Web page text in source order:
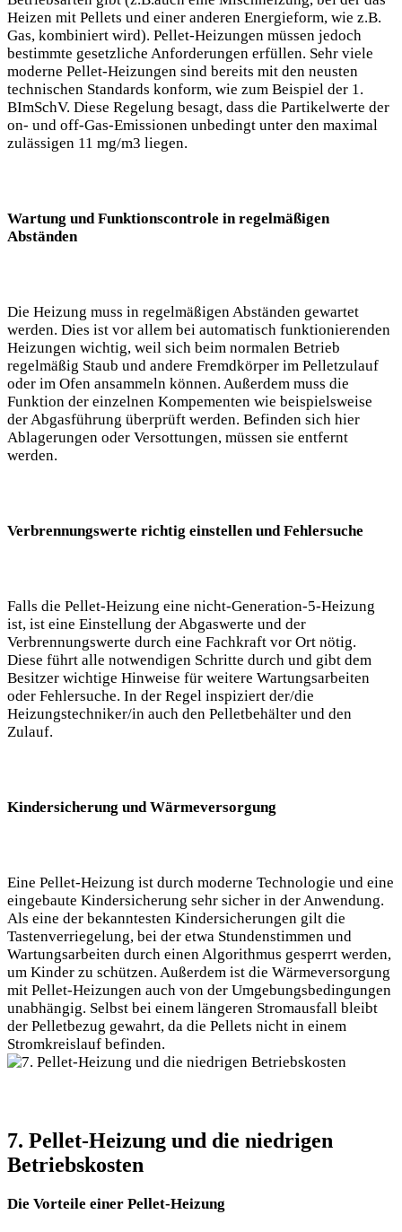
Heizen mit Pellets und einer anderen Energieform, wie z.B.
Gas, kombiniert wird). Pellet-Heizungen müssen jedoch
bestimmte gesetzliche Anforderungen erfüllen. Sehr viele
moderne Pellet-Heizungen sind bereits mit den neusten
technischen Standards konform, wie zum Beispiel der 1.
BImSchV. Diese Regelung besagt, dass die Partikelwerte der
on- und off-Gas-Emissionen unbedingt unter den maximal
zulässigen 11 mg/m3 liegen.
Wartung und Funktionscontrole in regelmäßigen
Abständen
Die Heizung muss in regelmäßigen Abständen gewartet
werden. Dies ist vor allem bei automatisch funktionierenden
Heizungen wichtig, weil sich beim normalen Betrieb
regelmäßig Staub und andere Fremdkörper im Pelletzulauf
oder im Ofen ansammeln können. Außerdem muss die
Funktion der einzelnen Kompementen wie beispielsweise
der Abgasführung überprüft werden. Befinden sich hier
Ablagerungen oder Versottungen, müssen sie entfernt
werden.
Verbrennungswerte richtig einstellen und Fehlersuche
Falls die Pellet-Heizung eine nicht-Generation-5-Heizung
ist, ist eine Einstellung der Abgaswerte und der
Verbrennungswerte durch eine Fachkraft vor Ort nötig.
Diese führt alle notwendigen Schritte durch und gibt dem
Besitzer wichtige Hinweise für weitere Wartungsarbeiten
oder Fehlersuche. In der Regel inspiziert der/die
Heizungstechniker/in auch den Pelletbehälter und den
Zulauf.
Kindersicherung und Wärmeversorgung
Eine Pellet-Heizung ist durch moderne Technologie und eine
eingebaute Kindersicherung sehr sicher in der Anwendung.
Als eine der bekanntesten Kindersicherungen gilt die
Tastenverriegelung, bei der etwa Stundenstimmen und
Wartungsarbeiten durch einen Algorithmus gesperrt werden,
um Kinder zu schützen. Außerdem ist die Wärmeversorgung
mit Pellet-Heizungen auch von der Umgebungsbedingungen
unabhängig. Selbst bei einem längeren Stromausfall bleibt
der Pelletbezug gewahrt, da die Pellets nicht in einem
Stromkreislauf befinden.
7. Pellet-Heizung und die niedrigen
Betriebskosten
Die Vorteile einer Pellet-Heizung